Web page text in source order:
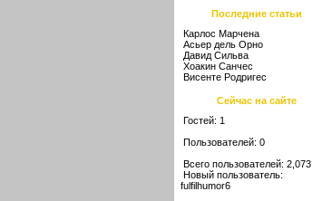
Последние статьи
Карлос Марчена
Асьер дель Орно
Давид Сильва
Хоакин Санчес
Висенте Родригес
Сейчас на сайте
Гостей: 1
Пользователей: 0
Всего пользователей: 2,073
Новый пользователь:
fulfilhumor6